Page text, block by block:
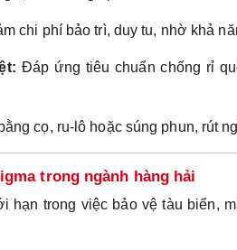
chi phí bảo trì, duy tu, nhờ khả
Đáp ứng tiêu chuẩn chống rỉ
cọ, ru-lô hoặc súng phun, rút
trong ngành hàng hải
hạn trong việc bảo vệ tàu biển,